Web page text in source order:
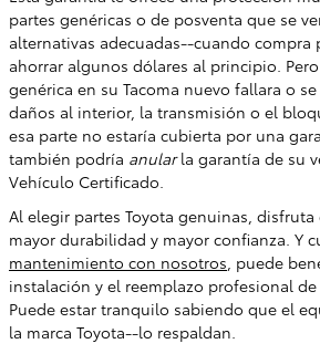
partes genéricas o de posventa que se
alternativas adecuadas--cuando compra
ahorrar algunos dólares al principio.
genérica en su Tacoma nuevo fallara o
daños al interior, la transmisión o el
esa parte no estaría cubierta por una
también podría anularla garantía de su
Vehículo Certificado.
Al elegir partes Toyota genuinas,
mayor durabilidad y mayor confianza. Y
mantenimiento con nosotros, puede
instalación y el reemplazo profesional
Puede estar tranquilo sabiendo que el
la marca Toyota--lo respaldan.